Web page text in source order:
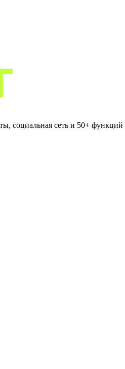
социальная сеть и 50+